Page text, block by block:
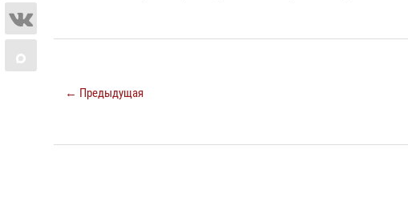
← Предыдущая